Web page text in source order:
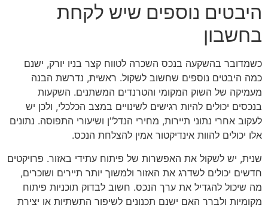
היבטים נוספים שיש לקחת
בחשבון
כשמדובר בהשקעה בנכס השכרה לטווח קצר בניו יורק, ישנם
כמה היבטים נוספים שחשוב לשקול. ראשית, נדרשת הבנה
מעמיקה של השוק המקומי והטרנדים המשתנים. השקעות
בנכסים יכולים להיות רגישים לשינויים במצב הכלכלי, ולכן יש
לעקוב אחרי נתוני תיירות, מחירי הנדל"ן ושיעורי התפוסה. נתונים
אלו יכולים להוות אינדיקטור אמין להצלחת הנכס.
שנית, יש לשקול את האפשרות של פיתוח עתידי באזור. פרויקטים
חדשים יכולים לשדרג את האזור ולמשוך יותר תיירים ושוכרים,
מה שיכול להגדיל את ערך הנכס. חשוב לבדוק תוכניות פיתוח
מקומיות ולברר האם ישנם תכנונים לשיפור התשתיות או יצירת